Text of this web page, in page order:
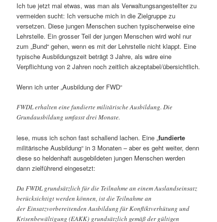
Ich tue jetzt mal etwas, was man als Verwaltungsangestellter zu
vermeiden sucht: Ich versuche mich in die Zielgruppe zu
versetzen. Diese jungen Menschen suchen typischerweise eine
Lehrstelle. Ein grosser Teil der jungen Menschen wird wohl nur
zum „Bund“ gehen, wenn es mit der Lehrstelle nicht klappt. Eine
typische Ausbildungszeit beträgt 3 Jahre, als wäre eine
Verpflichtung von 2 Jahren noch zeitlich akzeptabel/übersichtlich.
Wenn ich unter „Ausbildung der FWD“
FWDL erhalten eine fundierte militärische Ausbildung. Die
Grundausbildung umfasst drei Monate.
lese, muss ich schon fast schallend lachen. Eine „fundierte
militärische Ausbildung“ in 3 Monaten – aber es geht weiter, denn
diese so heldenhaft ausgebildeten jungen Menschen werden
dann zielführend eingesetzt:
Da FWDL grundsätzlich für die Teilnahme an einem Auslandseinsatz
berücksichtigt werden können, ist die Teilnahme an
der Einsatzvorbereitenden Ausbildung für Konfliktverhütung und
Krisenbewältigung (EAKK) grundsätzlich gemäß der gültigen